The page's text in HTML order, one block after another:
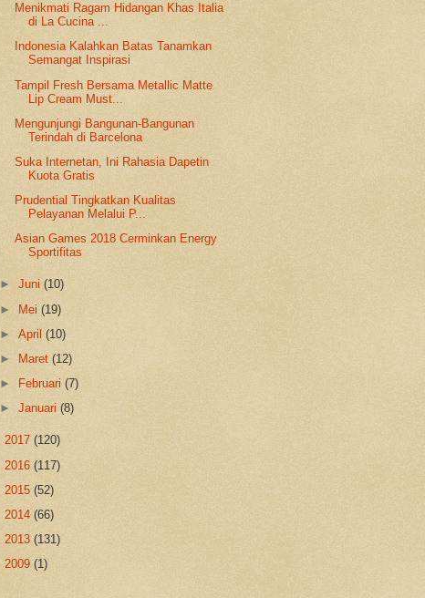
Menikmati Ragam Hidangan Khas Italia
di La Cucina ...
Indonesia Kalahkan Batas Tanamkan
Semangat Inspirasi
Tampil Fresh Bersama Metallic Matte
Lip Cream Must...
Mengunjungi Bangunan-Bangunan
Terindah di Barcelona
Suka Internetan, Ini Rahasia Dapetin
Kuota Gratis
Prudential Tingkatkan Kualitas
Pelayanan Melalui P...
Asian Games 2018 Cerminkan Energy
Sportifitas
►Juni(10)
► Mei(19)
►April(10)
►
Maret(12)
►
Februari(7)
►Januari(8)
2017 (120)
2016 (117)
2015 (52)
2014 (66)
2013 (131)
2009 (1)